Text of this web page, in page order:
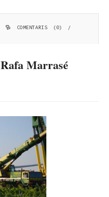
COMENTARIS (0) /
Rafa Marrasé